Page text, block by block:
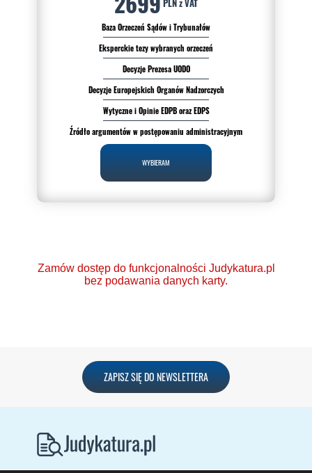
PLN z VAT
Baza Orzeczeń Sądów i Trybunałów
Eksperckie tezy wybranych orzeczeń
Decyzje Prezesa UODO
Decyzje Europejskich Organów Nadzorczych
Wytyczne i Opinie EDPB oraz EDPS
Źródło argumentów w postępowaniu administracyjnym
WYBIERAM
Zamów dostęp do funkcjonalności Judykatura.pl
bez podawania danych karty.
Ponad 2000 orzeczeń
o Ochronie Danych
Codzienna aktualizacja
ZAPISZ SIĘ DO NEWSLETTERA